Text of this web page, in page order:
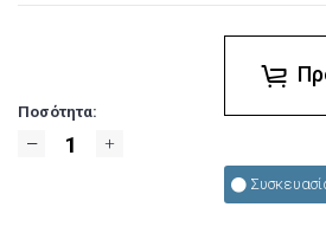
Ποσότητα: